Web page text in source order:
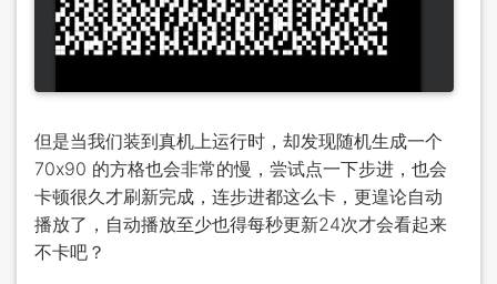
但是当我们装到真机上运行时，却发现随机生成一个
70x90 的方格也会非常的慢，尝试点一下步进，也会
卡顿很久才刷新完成，连步进都这么卡，更遑论自动
播放了，自动播放至少也得每秒更新24次才会看起来
不卡吧？